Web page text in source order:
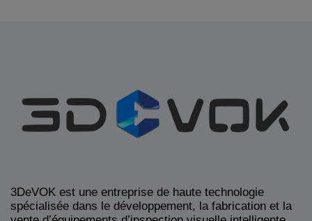
3DeVOK est une entreprise de haute technologie
spécialisée dans le développement, la fabrication et la